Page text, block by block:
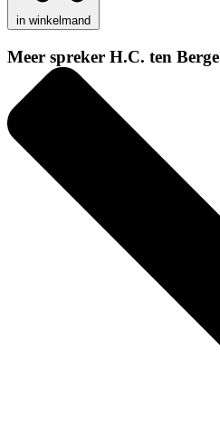
in winkelmand
Meer spreker H.C. ten Berge